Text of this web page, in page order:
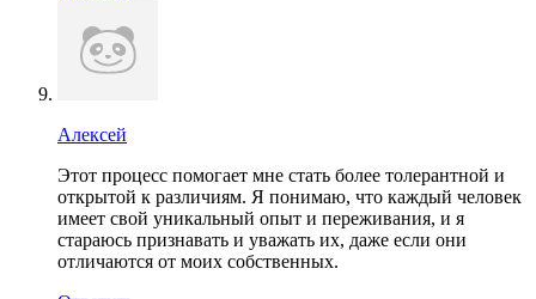
Алексей
Этот процесс помогает мне стать более толерантной и
открытой к различиям. Я понимаю, что каждый человек
имеет свой уникальный опыт и переживания, и я
стараюсь признавать и уважать их, даже если они
отличаются от моих собственных.